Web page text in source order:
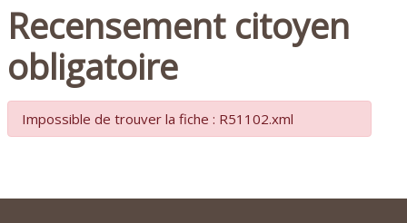
Recensement citoyen
obligatoire
Impossible de trouver la fiche : R51102.xml